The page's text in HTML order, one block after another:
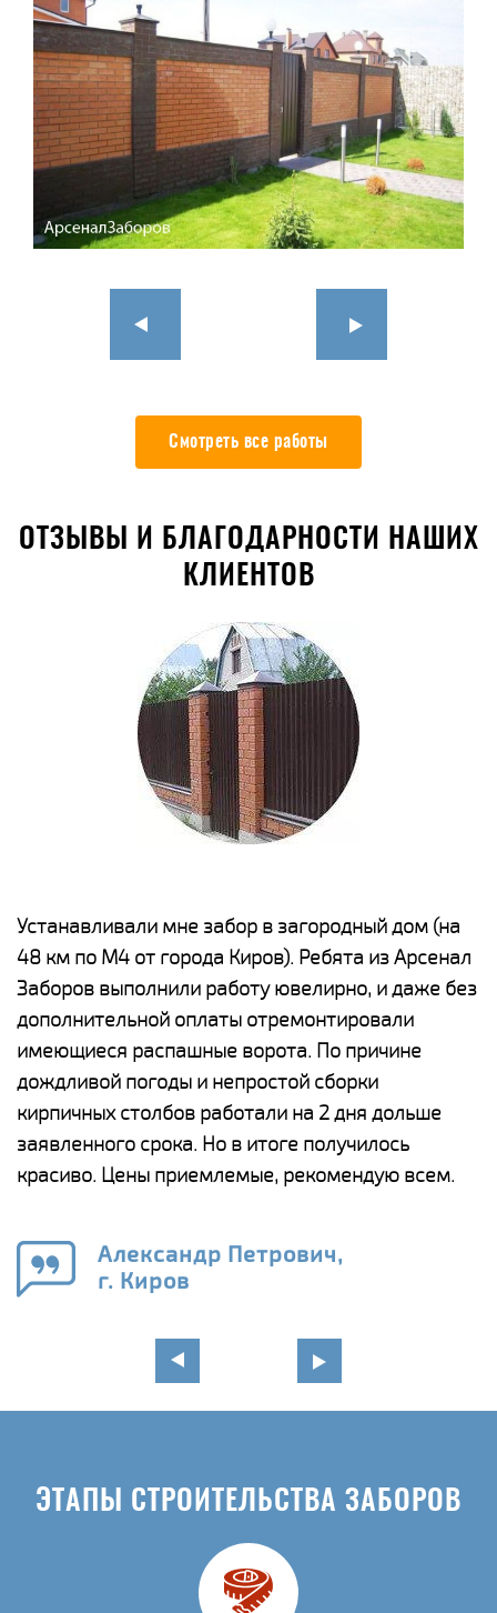
Смотреть все работы
ОТЗЫВЫ И БЛАГОДАРНОСТИ НАШИХ
КЛИЕНТОВ
Устанавливали мне забор в загородный дом (на
48 км по М4 от города Киров). Ребята из Арсенал
Заборов выполнили работу ювелирно, и даже без
дополнительной оплаты отремонтировали
имеющиеся распашные ворота. По причине
дождливой погоды и непростой сборки
кирпичных столбов работали на 2 дня дольше
заявленного срока. Но в итоге получилось
красиво. Цены приемлемые, рекомендую всем.
Александр Петрович,
г. Киров
ЭТАПЫ СТРОИТЕЛЬСТВА ЗАБОРОВ